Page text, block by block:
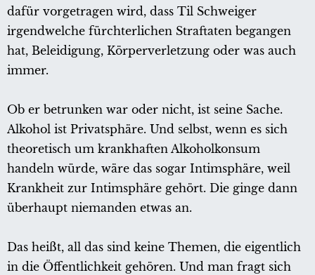
dafür vorgetragen wird, dass Til Schweiger
irgendwelche fürchterlichen Straftaten begangen
hat, Beleidigung, Körperverletzung oder was auch
immer.
Ob er betrunken war oder nicht, ist seine Sache.
Alkohol ist Privatsphäre. Und selbst, wenn es sich
theoretisch um krankhaften Alkoholkonsum
handeln würde, wäre das sogar Intimsphäre, weil
Krankheit zur Intimsphäre gehört. Die ginge dann
überhaupt niemanden etwas an.
Das heißt, all das sind keine Themen, die eigentlich
in die Öffentlichkeit gehören. Und man fragt sich